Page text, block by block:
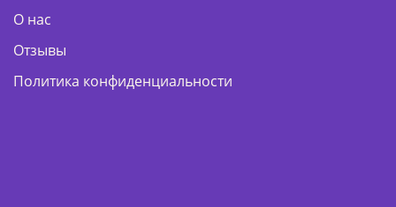
О нас
Отзывы
Политика конфиденциальности